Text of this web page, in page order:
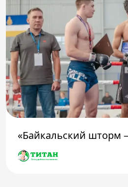
«Байкальский шторм